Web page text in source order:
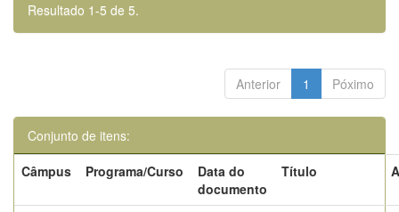
Resultado 1-5 de 5.
Anterior 1 Póximo
Conjunto de itens:
Câmpus
Programa/Curso
Data do
documento
Título